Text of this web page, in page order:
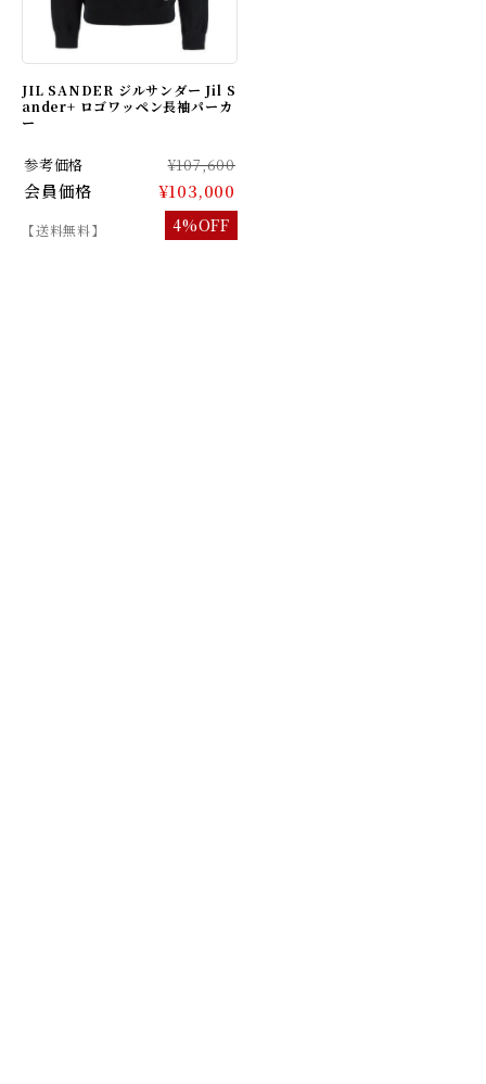
JIL SANDER ジルサンダー Jil S
ander+ ロゴワッペン長袖パーカ
ー
参考価格 ¥107,600
会員価格 ¥103,000
【送料無料】 4%OFF